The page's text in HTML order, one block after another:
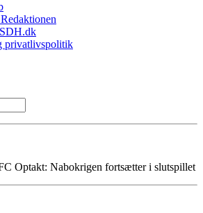
privatlivspolitik
Optakt: Nabokrigen fortsætter i slutspillet